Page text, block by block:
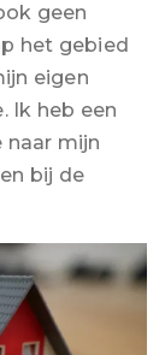
geen
het gebied
eigen
Ik heb een
naar mijn
bij de